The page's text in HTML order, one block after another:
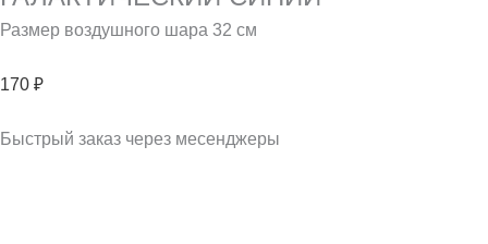
Размер воздушного шара 32 см
170 ₽
Быстрый заказ через месенджеры